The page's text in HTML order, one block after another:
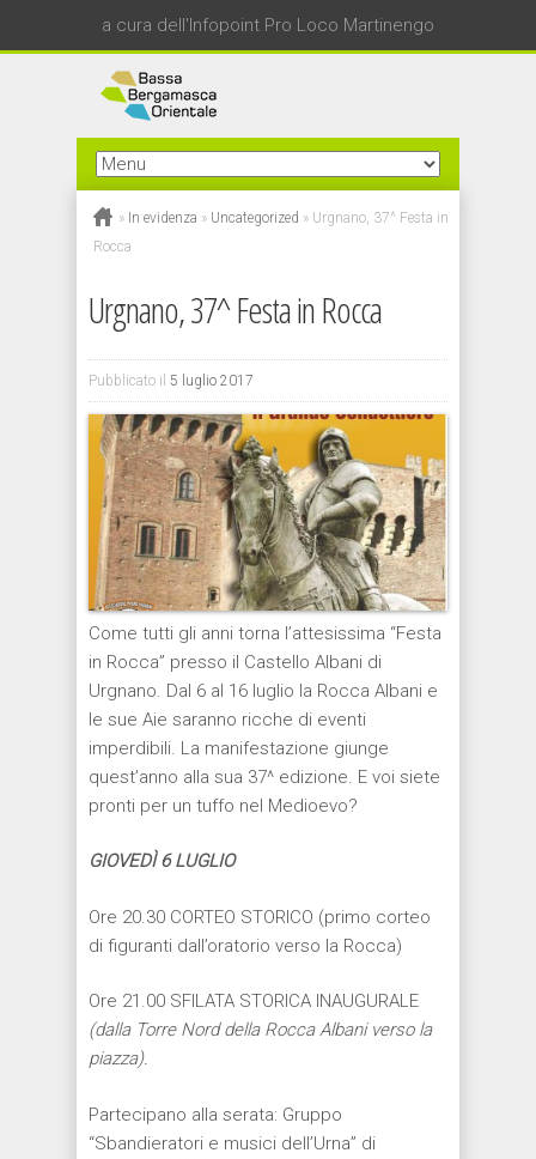
a cura dell'Infopoint Pro Loco Martinengo
» In evidenza » Uncategorized » Urgnano, 37^ Festa in
Rocca
Urgnano, 37^ Festa in Rocca
Pubblicato il 5 luglio 2017
Come tutti gli anni torna l’attesissima “Festa
in Rocca” presso il Castello Albani di
Urgnano. Dal 6 al 16 luglio la Rocca Albani e
le sue Aie saranno ricche di eventi
imperdibili. La manifestazione giunge
quest’anno alla sua 37^ edizione. E voi siete
pronti per un tuffo nel Medioevo?
GIOVEDÌ6 LUGLIO
Ore 20.30 CORTEO STORICO (primo corteo
di figuranti dall’oratorio verso la Rocca)
Ore 21.00 SFILATA STORICA INAUGURALE
(dalla Torre Nord della Rocca Albani verso la
piazza).
Partecipano alla serata: Gruppo
“Sbandieratori e musici dell’Urna” di